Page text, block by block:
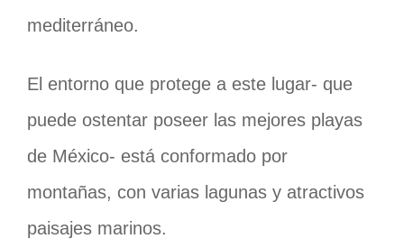
mediterráneo.
El entorno que protege a este lugar- que
puede ostentar poseer las mejores playas
de México- está conformado por
montañas, con varias lagunas y atractivos
paisajes marinos.